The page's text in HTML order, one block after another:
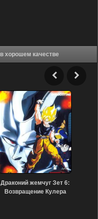
Аниме Атом: Начало (2017) в хорошем качестве
Драконий жемчуг Зет 6:
Возвращение Кулера